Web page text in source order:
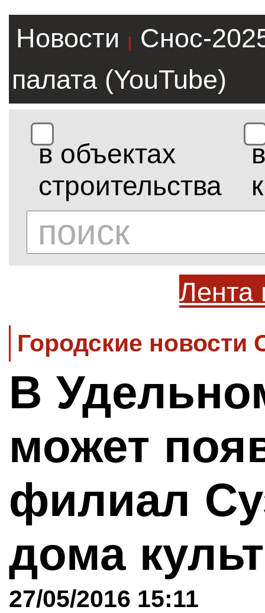
Новости |
Снос-
палата (YouTube)
в объектах
строительства
в
Лента
Городские новости
В
может
филиал
дома
27/05/2016 15:11